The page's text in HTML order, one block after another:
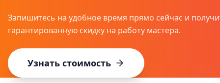
Запишитесь на удобное время прямо сейчас и
гарантированную скидку на работу мастера.
Узнать стоимость